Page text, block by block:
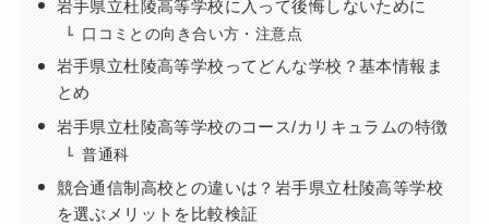
岩手県立杜陵高等学校に入って後悔しないために
口コミとの向き合い方・注意点
岩手県立杜陵高等学校ってどんな学校？基本情報ま
とめ
岩手県立杜陵高等学校のコース/カリキュラムの特徴
普通科
競合通信制高校との違いは？岩手県立杜陵高等学校
を選ぶメリットを比較検証